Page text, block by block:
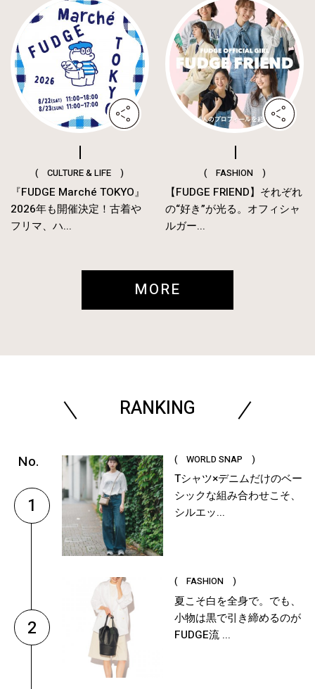
( CULTURE & LIFE )
『FUDGE Marché TOKYO』
2026年も開催決定！古着や
フリマ、ハ...
( FASHION )
【FUDGE FRIEND】それぞれ
の“好き”が光る。オフィシャ
ルガー...
MORE
RANKING
1
( WORLD SNAP )
Tシャツ×デニムだけのベー
シックな組み合わせこそ、
シルエッ...
2
( FASHION )
夏こそ白を全身で。でも、
小物は黒で引き締めるのが
FUDGE流 ...